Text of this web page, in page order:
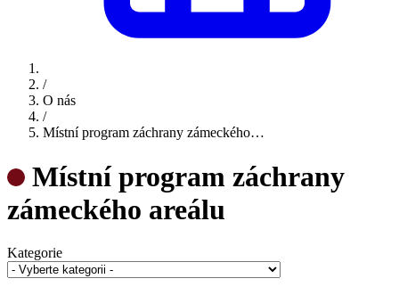
/
O nás
/
Místní program záchrany zámeckého…
Místní program záchrany
zámeckého areálu
Kategorie